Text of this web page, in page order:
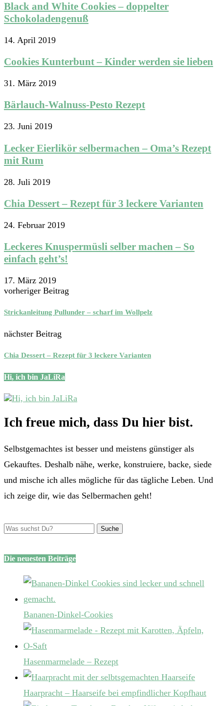
Black and White Cookies – doppelter
Schokoladengenuß
14. April 2019
Cookies Kunterbunt – Kinder werden sie lieben
31. März 2019
Bärlauch-Walnuss-Pesto Rezept
23. Juni 2019
Lecker Eierlikör selbermachen – Oma’s Rezept
mit Rum
28. Juli 2019
Chia Dessert – Rezept für 3 leckere Varianten
24. Februar 2019
Leckeres Knuspermüsli selber machen – So
einfach geht’s!
17. März 2019
vorheriger Beitrag
Strickanleitung Pullunder – scharf im Wollpelz
nächster Beitrag
Chia Dessert – Rezept für 3 leckere Varianten
Hi, ich bin JaLiRa
Ich freue mich, dass Du hier bist.
Selbstgemachtes ist besser und meistens günstiger als
Gekauftes. Deshalb nähe, werke, konstruiere, backe, siede
und mische ich alles mögliche für das tägliche Leben. Und
ich zeige dir, wie das Selbermachen geht!
Die neuesten Beiträge
Bananen-Dinkel-Cookies
Hasenmarmelade – Rezept
Haarpracht – Haarseife bei empfindlicher Kopfhaut